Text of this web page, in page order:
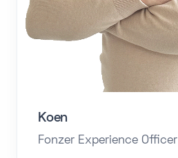
Koen
Fonzer Experience Officer